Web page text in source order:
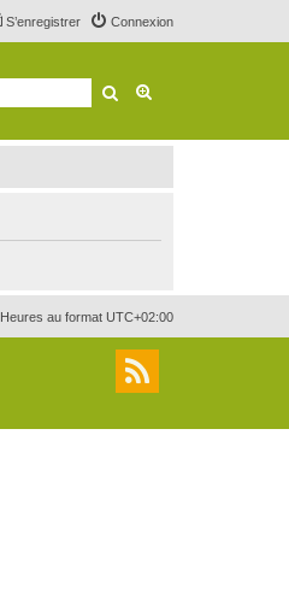
Connexion
S’enregistrer
Rechercher
Heures au format UTC+02:00